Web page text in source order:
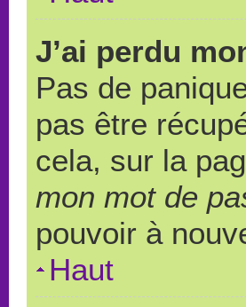
J’ai perdu
Pas de
pas être
cela, sur la
mon mot de
pouvoir à
Haut